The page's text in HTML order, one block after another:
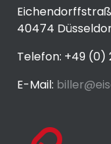
40474
Telefon: +49 (0)
E-Mail: